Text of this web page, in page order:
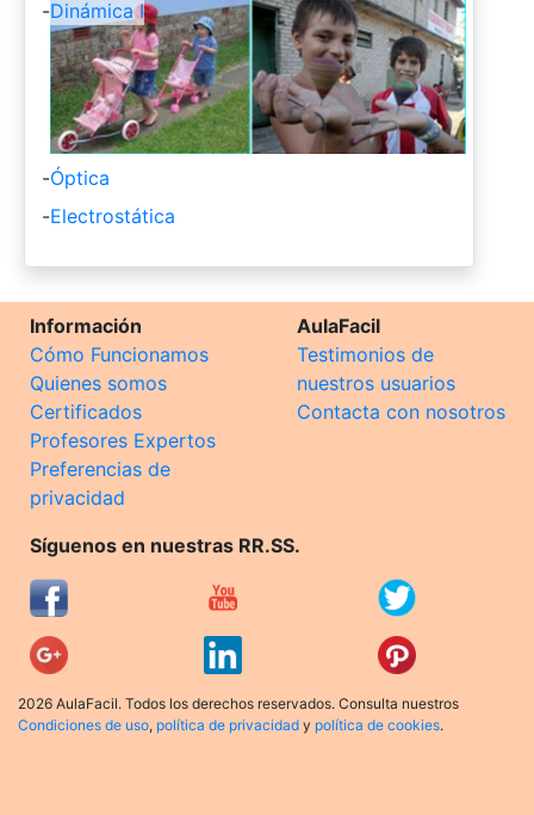
-Dinámica I
-Óptica
-Electrostática
Información
Cómo Funcionamos
Quienes somos
Certificados
Profesores Expertos
Preferencias de
privacidad
AulaFacil
Testimonios de
nuestros usuarios
Contacta con nosotros
Síguenos en nuestras RR.SS.
2026 AulaFacil. Todos los derechos reservados. Consulta nuestros
Condiciones de uso, política de privacidad y política de cookies.